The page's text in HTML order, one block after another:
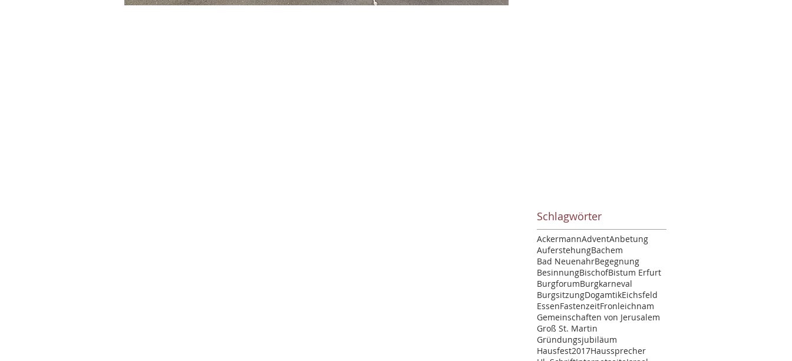
Schlagwörter
AckermannAdventAnbetung
AuferstehungBachem
Bad NeuenahrBegegnung
BesinnungBischofBistum Erfurt
BurgforumBurgkarneval
BurgsitzungDogamtikEichsfeld
EssenFastenzeitFronleichnam
Gemeinschaften von Jerusalem
Groß St. Martin
Gründungsjubiläum
Hausfest2017Haussprecher